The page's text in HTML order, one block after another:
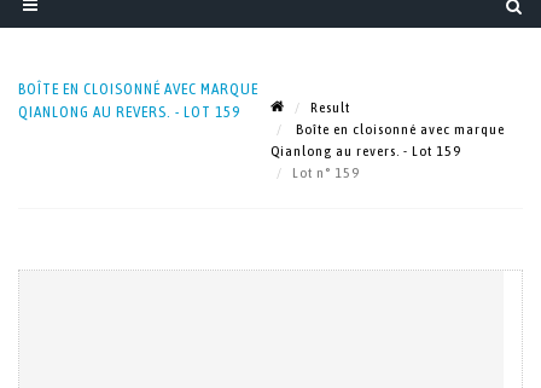
BOÎTE EN CLOISONNÉ AVEC MARQUE
QIANLONG AU REVERS. - LOT 159
Result
Boîte en cloisonné avec marque
Qianlong au revers. - Lot 159
Lot n° 159